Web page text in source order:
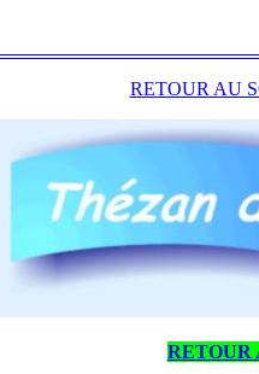
RETOUR AU
RETOUR